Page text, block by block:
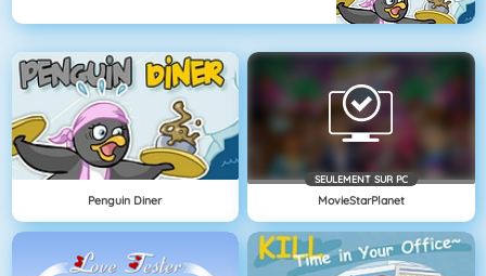
Penguin Diner
SEULEMENT SUR PC
MovieStarPlanet